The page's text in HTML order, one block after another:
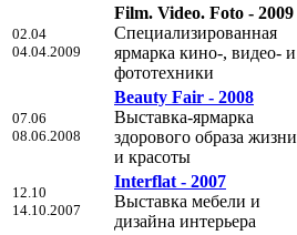
02.04
04.04.2009
Film. Video. Foto - 2009
Специализированная
ярмарка кино-, видео- и
фототехники
07.06
08.06.2008
Beauty Fair - 2008
Выставка-ярмарка
здорового образа жизни
и красоты
12.10
14.10.2007
Interflat - 2007
Выставка мебели и
дизайна интерьера